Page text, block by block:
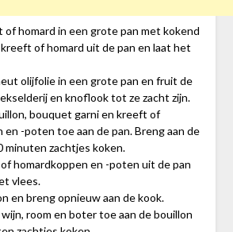
of homard in een grote pan met kokend
of homard uit de pan en laat het
olijfolie in een grote pan en fruit de
en knoflook tot ze zacht zijn.
bouquet garni en kreeft of
en -poten toe aan de pan. Breng aan de
minuten zachtjes koken.
homardkoppen en -poten uit de pan
vlees.
en breng opnieuw aan de kook.
room en boter toe aan de bouillon